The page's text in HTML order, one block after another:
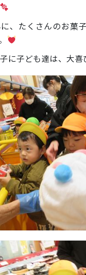
、たくさんのお菓
に子ども達は、大